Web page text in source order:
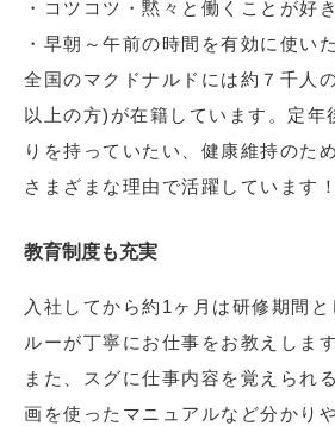
・コツコツ・黙々と働くことが好き
・早朝～午前の時間を有効に使い
全国のマクドナルドには約７千人
以上の方)が在籍しています。定年
りを持っていたい、健康維持のた
さまざまな理由で活躍しています！
教育制度も充実
入社してから約1ヶ月は研修期間
ルーが丁寧にお仕事をお教えします
また、スグに仕事内容を覚えられ
画を使ったマニュアルなど分かり